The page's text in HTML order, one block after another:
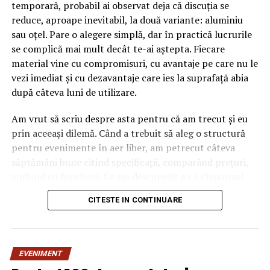
temporară, probabil ai observat deja că discuția se
reduce, aproape inevitabil, la două variante: aluminiu
sau oțel. Pare o alegere simplă, dar în practică lucrurile
se complică mai mult decât te-ai aștepta. Fiecare
material vine cu compromisuri, cu avantaje pe care nu le
vezi imediat și cu dezavantaje care ies la suprafață abia
după câteva luni de utilizare.
Am vrut să scriu despre asta pentru că am trecut și eu
prin aceeași dilemă. Când a trebuit să aleg o structură
pentru evenimente în aer liber, am petrecut câteva
săptămâni bune citind specificații, comparând prețuri,
„corect” depinde mult de context, de cât de des muți
pavilionul și de ce condiții meteo ai de înfruntat.
materialului mai mult decât
CITESTE IN CONTINUARE
EVENIMENT